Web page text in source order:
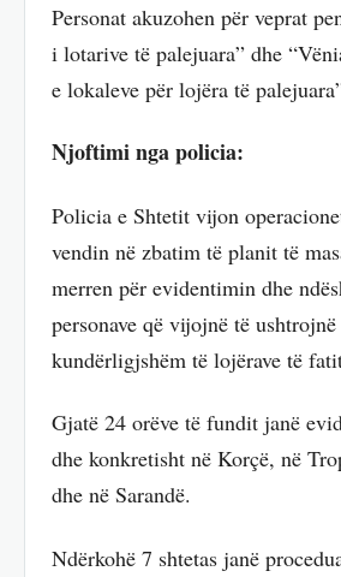
Personat akuzohen për veprat
i lotarive të palejuara” dhe
e lokaleve për lojëra të
Njoftimi nga policia:
Policia e Shtetit vijon
vendin në zbatim të planit të
merren për evidentimin dhe
personave që vijojnë të
kundërligjshëm të lojërave të
Gjatë 24 orëve të fundit janë
dhe konkretisht në Korçë, në
dhe në Sarandë.
Ndërkohë 7 shtetas janë